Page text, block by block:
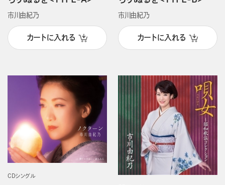
市川由紀乃
カートに入れる
市川由紀乃
カートに入れる
CDシングル